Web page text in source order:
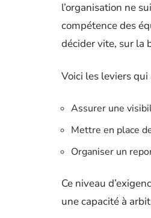
l’organisation ne
compétence des
décider vite, sur la
Voici les leviers
Assurer une
Mettre en place
Organiser un
Ce niveau
une capacité à